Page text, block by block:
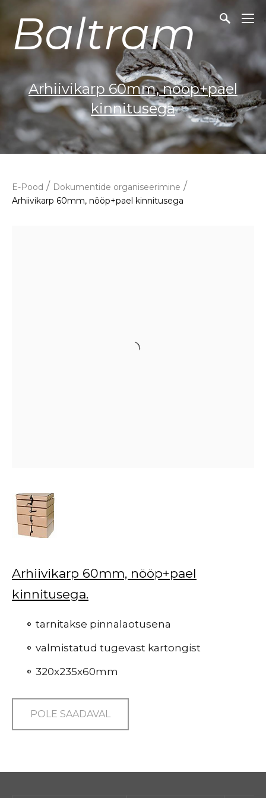
Baltram
Arhiivikarp 60mm, nööp+pael
kinnitusega
E-Pood / Dokumentide organiseerimine /
Arhiivikarp 60mm, nööp+pael kinnitusega
Arhiivikarp 60mm, nööp+pael
kinnitusega.
tarnitakse pinnalaotusena
valmistatud tugevast kartongist
320x235x60mm
POLE SAADAVAL